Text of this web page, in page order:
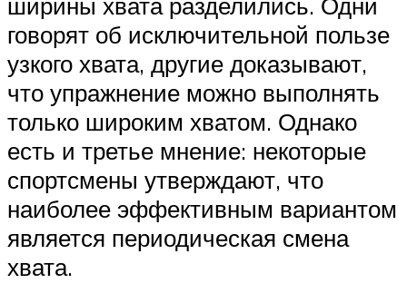
говорят об исключительной пользе
узкого хвата, другие доказывают,
что упражнение можно выполнять
только широким хватом. Однако
есть и третье мнение: некоторые
спортсмены утверждают, что
наиболее эффективным вариантом
является периодическая смена
хвата.